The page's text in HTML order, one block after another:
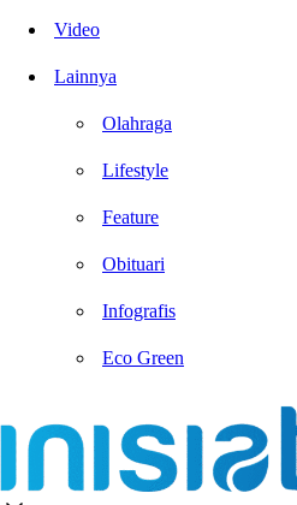
Video
Lainnya
Olahraga
Lifestyle
Feature
Obituari
Infografis
Eco Green